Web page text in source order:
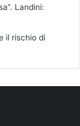
Landini:
il rischio di